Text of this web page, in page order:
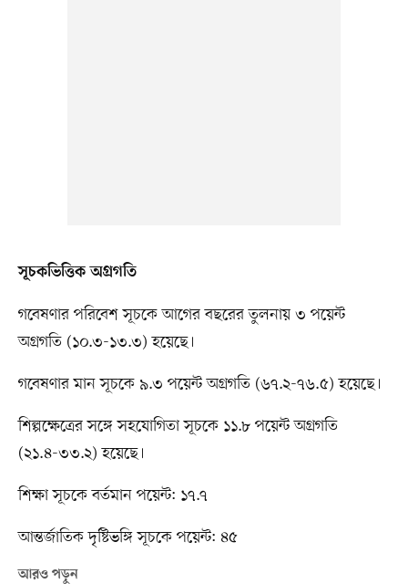
সূচকভিত্তিক অগ্রগতি
গবেষণার পরিবেশ সূচকে আগের বছরের তুলনায় ৩ পয়েন্ট
অগ্রগতি (১০.৩-১৩.৩) হয়েছে।
গবেষণার মান সূচকে ৯.৩ পয়েন্ট অগ্রগতি (৬৭.২-৭৬.৫) হয়েছে।
শিল্পক্ষেত্রের সঙ্গে সহযোগিতা সূচকে ১১.৮ পয়েন্ট অগ্রগতি
(২১.৪-৩৩.২) হয়েছে।
শিক্ষা সূচকে বর্তমান পয়েন্ট: ১৭.৭
আন্তর্জাতিক দৃষ্টিভঙ্গি সূচকে পয়েন্ট: ৪৫
আরও পড়ুন